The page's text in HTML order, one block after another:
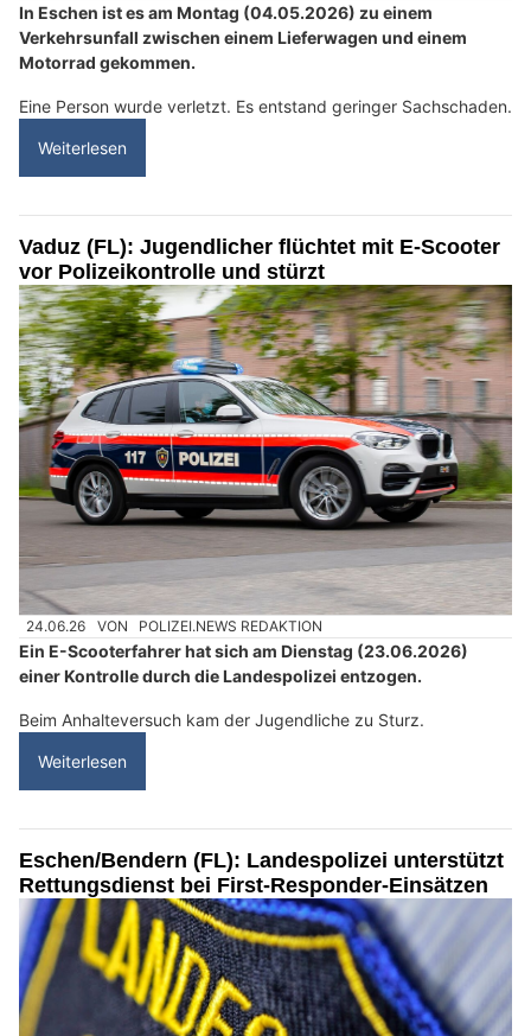
In Eschen ist es am Montag (04.05.2026) zu einem
Verkehrsunfall zwischen einem Lieferwagen und einem
Motorrad gekommen.
Eine Person wurde verletzt. Es entstand geringer Sachschaden.
Weiterlesen
Vaduz (FL): Jugendlicher flüchtet mit E-Scooter
vor Polizeikontrolle und stürzt
24.06.26 VON POLIZEI.NEWS REDAKTION
Ein E-Scooterfahrer hat sich am Dienstag (23.06.2026)
einer Kontrolle durch die Landespolizei entzogen.
Beim Anhalteversuch kam der Jugendliche zu Sturz.
Weiterlesen
Eschen/Bendern (FL): Landespolizei unterstützt
Rettungsdienst bei First-Responder-Einsätzen